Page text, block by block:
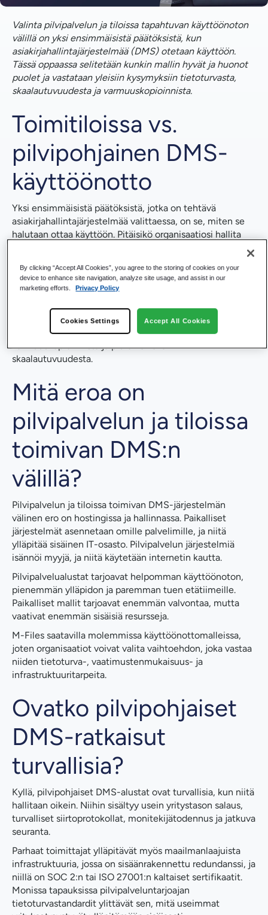
kasvavaa yritystä?
Oikean DMS-käyttöönottovalinnan tekeminen
Valinta pilvipalvelun ja tiloissa tapahtuvan käyttöönoton
välillä on yksi ensimmäisistä päätöksistä, kun
asiakirjahallintajärjestelmää (DMS) otetaan käyttöön.
Tässä oppaassa selitetään kunkin mallin hyvät ja huonot
puolet ja vastataan yleisiin kysymyksiin tietoturvasta,
skaalautuvuudesta ja varmuuskopioinnista.
Toimitiloissa vs.
pilvipohjainen DMS-
käyttöönotto
Yksi ensimmäisistä päätöksistä, jotka on tehtävä
asiakirjahallintajärjestelmää valittaessa, on se, miten se
halutaan ottaa käyttöön. Pitäisikö organisaatiosi hallita
on paikkansa, ja kumpikin tarjoaa erillisiä etuja riippuen
prioriteeteistasi.
Tässä artikkelissa selitetään pilvipalvelun ja tiloissa
tapahtuvan DMS-käyttöönoton välisiä eroja ja annetaan
vastauksia yleisiin kysymyksiin tietoturvasta,
varmuuskopioinnista ja pitkän aikavälin
skaalautuvuudesta.
Mitä eroa on
pilvipalvelun ja tiloissa
toimivan DMS:n
välillä?
Pilvipalvelun ja tiloissa toimivan DMS-järjestelmän
välinen ero on hostingissa ja hallinnassa. Paikalliset
järjestelmät asennetaan omille palvelimille, ja niitä
ylläpitää sisäinen IT-osasto. Pilvipalvelun järjestelmiä
isännöi myyjä, ja niitä käytetään internetin kautta.
Pilvipalvelualustat tarjoavat helpomman käyttöönoton,
pienemmän ylläpidon ja paremman tuen etätiimeille.
Paikalliset mallit tarjoavat enemmän valvontaa, mutta
vaativat enemmän sisäisiä resursseja.
M-Files saatavilla molemmissa käyttöönottomalleissa,
joten organisaatiot voivat valita vaihtoehdon, joka vastaa
niiden tietoturva-, vaatimustenmukaisuus- ja
infrastruktuuritarpeita.
Ovatko pilvipohjaiset
DMS-ratkaisut
turvallisia?
Kyllä, pilvipohjaiset DMS-alustat ovat turvallisia, kun niitä
hallitaan oikein. Niihin sisältyy usein yritystason salaus,
turvalliset siirtoprotokollat, monitekijätodennus ja jatkuva
seuranta.
Parhaat toimittajat ylläpitävät myös maailmanlaajuista
infrastruktuuria, jossa on sisäänrakennettu redundanssi, ja
niillä on SOC 2:n tai ISO 27001:n kaltaiset sertifikaatit.
Monissa tapauksissa pilvipalveluntarjoajan
tietoturvastandardit ylittävät sen, mitä useimmat
By clicking “Accept All Cookies”, you agree to the storing of cookies on your
device to enhance site navigation, analyze site usage, and assist in our
marketing efforts.
Privacy Policy
Cookies Settings Accept All Cookies